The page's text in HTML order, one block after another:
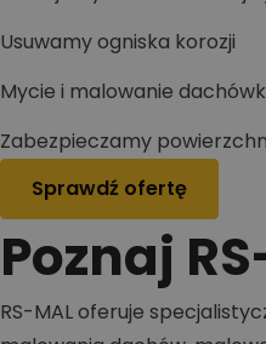
Usuwamy ogniska korozji
Mycie i malowanie
Zabezpieczamy
Sprawdź ofertę
Poznaj
RS-MAL oferuje